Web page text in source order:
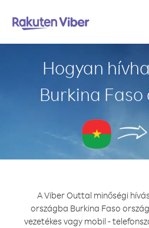
Hogyan
Burkina
A Viber Outtal minőségi
országba Burkina Faso
vezetékes vagy mobil -